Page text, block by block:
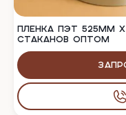
ПЛЕНКА ПЭТ 525ММ
СТАКАНОВ ОПТОМ